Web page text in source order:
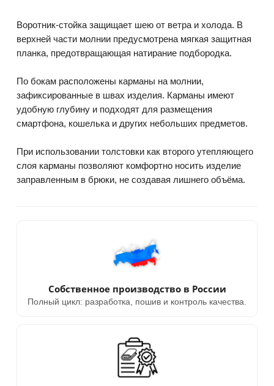
Воротник-стойка защищает шею от ветра и холода. В
верхней части молнии предусмотрена мягкая защитная
планка, предотвращающая натирание подбородка.
По бокам расположены карманы на молнии,
зафиксированные в швах изделия. Карманы имеют
удобную глубину и подходят для размещения
смартфона, кошелька и других небольших предметов.
При использовании толстовки как второго утепляющего
слоя карманы позволяют комфортно носить изделие
заправленным в брюки, не создавая лишнего объёма.
Собственное производство в России
Полный цикл: разработка, пошив и контроль качества.